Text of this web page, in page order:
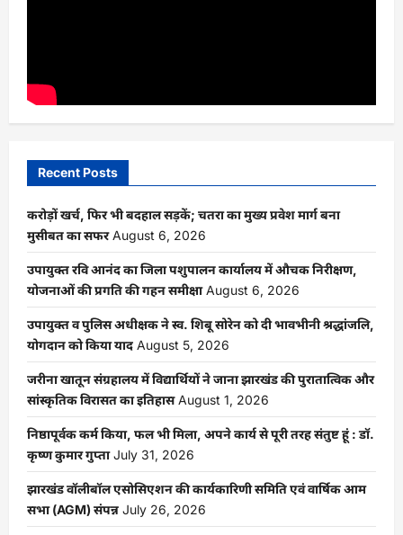
Recent Posts
करोड़ों खर्च, फिर भी बदहाल सड़कें; चतरा का मुख्य प्रवेश मार्ग बना
मुसीबत का सफर August 6, 2026
उपायुक्त रवि आनंद का जिला पशुपालन कार्यालय में औचक निरीक्षण,
योजनाओं की प्रगति की गहन समीक्षा August 6, 2026
उपायुक्त व पुलिस अधीक्षक ने स्व. शिबू सोरेन को दी भावभीनी श्रद्धांजलि,
योगदान को किया याद August 5, 2026
जरीना खातून संग्रहालय में विद्यार्थियों ने जाना झारखंड की पुरातात्विक और
सांस्कृतिक विरासत का इतिहास August 1, 2026
निष्ठापूर्वक कर्म किया, फल भी मिला, अपने कार्य से पूरी तरह संतुष्ट हूं : डॉ.
कृष्ण कुमार गुप्ता July 31, 2026
झारखंड वॉलीबॉल एसोसिएशन की कार्यकारिणी समिति एवं वार्षिक आम
सभा (AGM) संपन्न July 26, 2026